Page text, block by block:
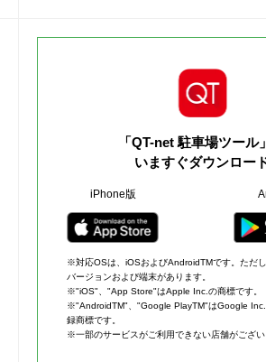
「QT-net 駐車場ツール
いますぐダウンロー
iPhone版
※対応OSは、iOSおよびAndroidTMです。ただ
バージョンおよび端末があります。
※"iOS"、"App Store"はApple Inc.の商標です。
※"AndroidTM"、"Google PlayTM"はGoogle
録商標です。
※一部のサービスがご利用できない店舗がござい